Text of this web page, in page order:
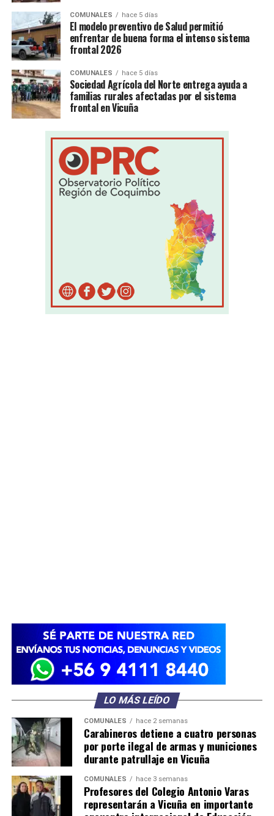
COMUNALES hace 5 días
El modelo preventivo de Salud permitió
enfrentar de buena forma el intenso sistema
frontal 2026
COMUNALES hace 5 días
Sociedad Agrícola del Norte entrega ayuda a
familias rurales afectadas por el sistema
frontal en Vicuña
LO MÁS LEÍDO
COMUNALES hace 2 semanas
Carabineros detiene a cuatro personas
por porte ilegal de armas y municiones
durante patrullaje en Vicuña
COMUNALES hace 3 semanas
Profesores del Colegio Antonio Varas
representarán a Vicuña en importante